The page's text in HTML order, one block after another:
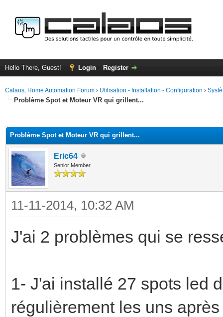
Hello There, Guest! Login Register
Calaos, Home Automation Forum › Utilisation - Installation - Configuration ›
Problème Spot et Moteur VR qui grillent...
Problème Spot et Moteur VR qui grillent...
Eric64
Senior Member
11-11-2014, 10:32 AM
J'ai 2 problèmes qui se
1- J'ai installé 27 spots led
régulièrement les uns